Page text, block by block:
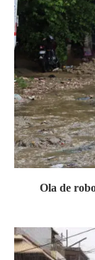
Ola de